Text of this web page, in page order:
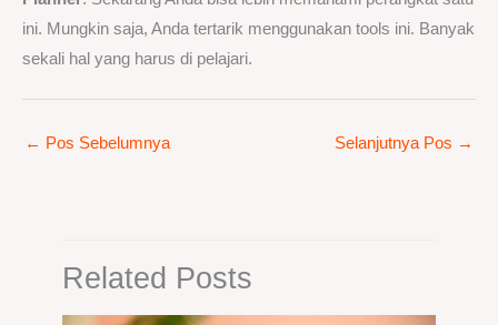
ini. Mungkin saja, Anda tertarik menggunakan tools ini. Banyak
sekali hal yang harus di pelajari.
← Pos Sebelumnya Selanjutnya Pos →
Related Posts